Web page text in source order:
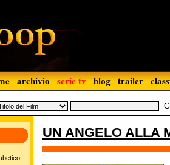
archivio serie tv blog trailer
UN ANGELO ALLA